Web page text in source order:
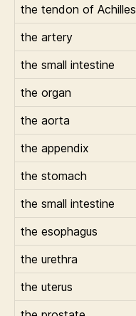
the tendon of Achilles
the artery
the small intestine
the organ
the aorta
the appendix
the stomach
the small intestine
the esophagus
the urethra
the uterus